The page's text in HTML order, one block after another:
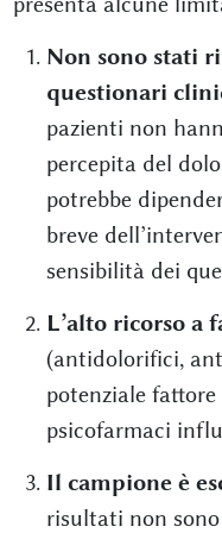
Non sono stati
questionari
pazienti non
percepita del
potrebbe
breve
sensibilità dei
L’alto ricorso a
(antidolorifici,
potenziale
psicofarmaci
Il campione è
risultati non